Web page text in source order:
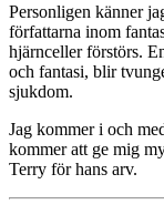
Personligen känner
författarna inom
hjärnceller förstörs.
och fantasi, blir
sjukdom.
Jag kommer i och
kommer att ge mig
Terry för hans arv.